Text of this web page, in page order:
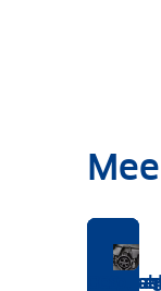
Zo vraag
Je
Feiten
Wist
Wat